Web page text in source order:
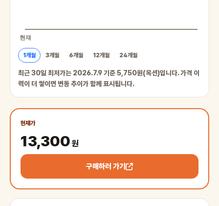
1개월 3개월 6개월 12개월 24개월
최근 30일 최저가는 2026.7.9 기준 5,750원(옥션)입니다. 가격 이
력이 더 쌓이면 변동 추이가 함께 표시됩니다.
현재가
13,300원
구매하러 가기